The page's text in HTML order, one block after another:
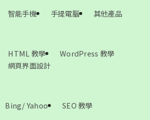
智能手機 手提電腦 其他產品
HTML 教學
WordPress 教學
網頁界面設計
Bing/ Yahoo SEO 教學